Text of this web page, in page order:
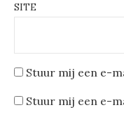
SITE
Stuur mij een e-
Stuur mij een e-